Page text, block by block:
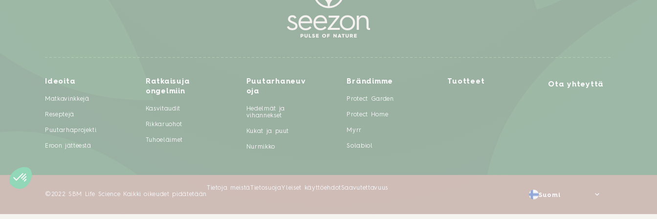
Ideoita
Matkavinkkejä
Reseptejä
Puutarhaprojekti
Eroon jätteestä
Ratkaisuja
ongelmiin
Kasvitaudit
Rikkaruohot
Tuhoeläimet
Puutarhaneuv
oja
Hedelmät ja
vihannekset
Kukat ja puut
Nurmikko
Brändimme
Protect Garden
Protect Home
Myrr
Solabiol
Tuotteet Ota yhteyttä
©2022 SBM Life Science Kaikki oikeudet pidätetään
Tietoja meistäTietosuojaYleiset käyttöehdotSaavutettavuus
Suomi